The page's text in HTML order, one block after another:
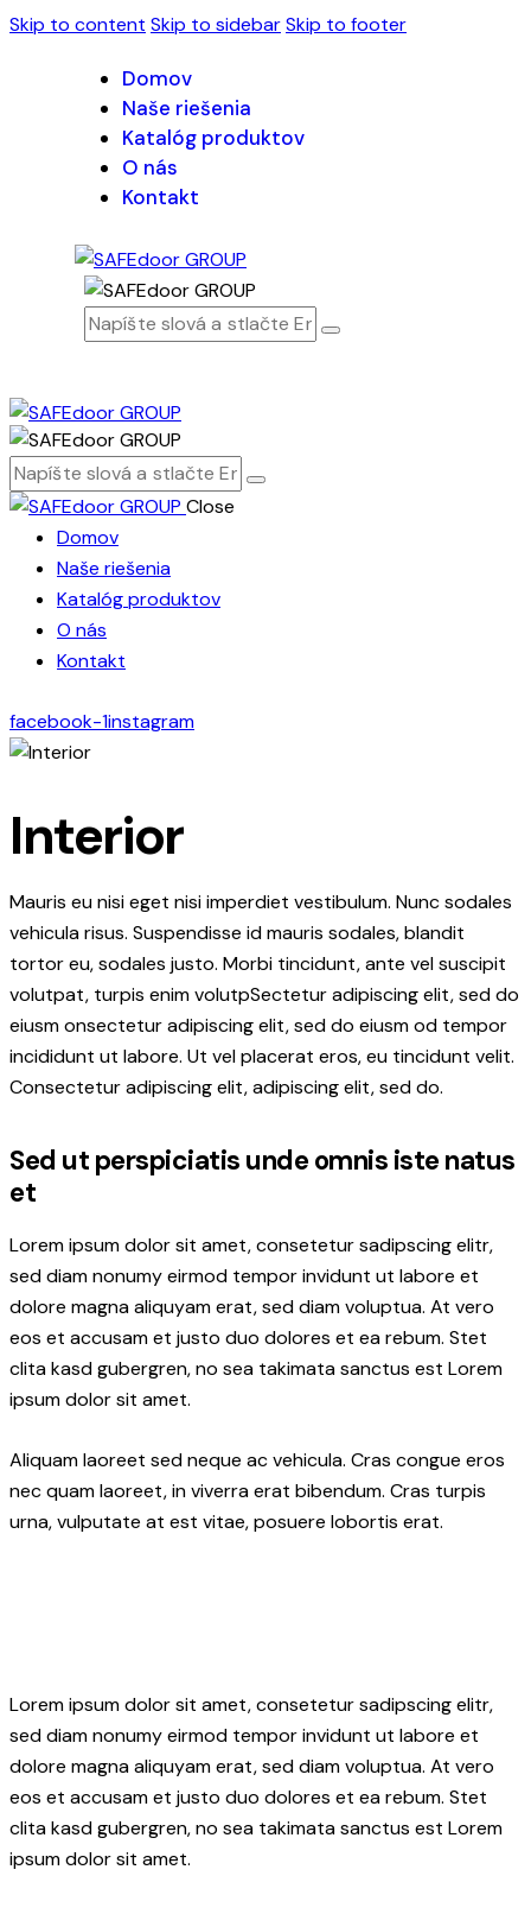
Skip to content Skip to sidebarSkip to footer
Domov
Naše riešenia
Katalóg produktov
O nás
Kontakt
Close
Domov
Naše riešenia
Katalóg produktov
O nás
Kontakt
facebook-1instagram
Interior
Mauris eu nisi eget nisi imperdiet vestibulum. Nunc sodales
vehicula risus. Suspendisse id mauris sodales, blandit
tortor eu, sodales justo. Morbi tincidunt, ante vel suscipit
volutpat, turpis enim volutpSectetur adipiscing elit, sed do
eiusm onsectetur adipiscing elit, sed do eiusm od tempor
incididunt ut labore. Ut vel placerat eros, eu tincidunt velit.
Consectetur adipiscing elit, adipiscing elit, sed do.
Sed ut perspiciatis unde omnis iste natus
et
Lorem ipsum dolor sit amet, consetetur sadipscing elitr,
sed diam nonumy eirmod tempor invidunt ut labore et
dolore magna aliquyam erat, sed diam voluptua. At vero
eos et accusam et justo duo dolores et ea rebum. Stet
clita kasd gubergren, no sea takimata sanctus est Lorem
ipsum dolor sit amet.
Aliquam laoreet sed neque ac vehicula. Cras congue eros
nec quam laoreet, in viverra erat bibendum. Cras turpis
urna, vulputate at est vitae, posuere lobortis erat.
Lorem ipsum dolor sit amet, consetetur sadipscing elitr,
sed diam nonumy eirmod tempor invidunt ut labore et
dolore magna aliquyam erat, sed diam voluptua. At vero
eos et accusam et justo duo dolores et ea rebum. Stet
clita kasd gubergren, no sea takimata sanctus est Lorem
ipsum dolor sit amet.